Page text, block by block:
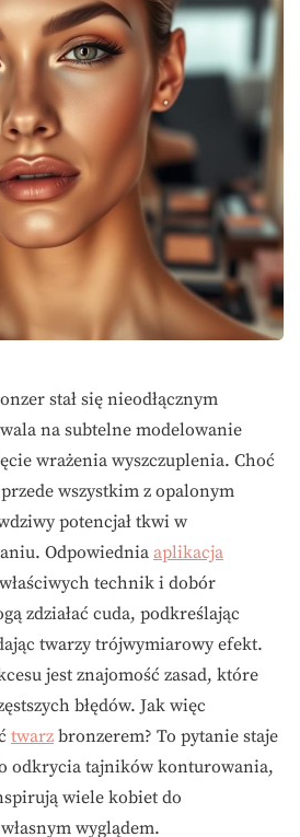
stał się nieodłącznym
na subtelne modelowanie
wrażenia wyszczuplenia. Choć
wszystkim z opalonym
potencjał tkwi w
Odpowiednia aplikacja
technik i dobór
zdziałać cuda, podkreślając
twarzy trójwymiarowy efekt.
jest znajomość zasad, które
błędów. Jak więc
twarz bronzerem? To pytanie staje
odkrycia tajników konturowania,
wiele kobiet do
wyglądem.